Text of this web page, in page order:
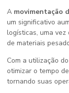
A movimentação
um significativo
logísticas, uma
de materiais
Com a utilização
otimizar o tempo
tornando suas